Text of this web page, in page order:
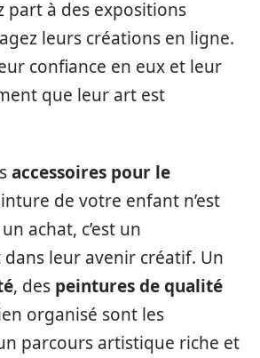
part à des expositions
leurs créations en ligne.
confiance en eux et leur
que leur art est
accessoires pour le
de votre enfant n’est
achat, c’est un
leur avenir créatif. Un
, des peintures de qualité
organisé sont les
parcours artistique riche et